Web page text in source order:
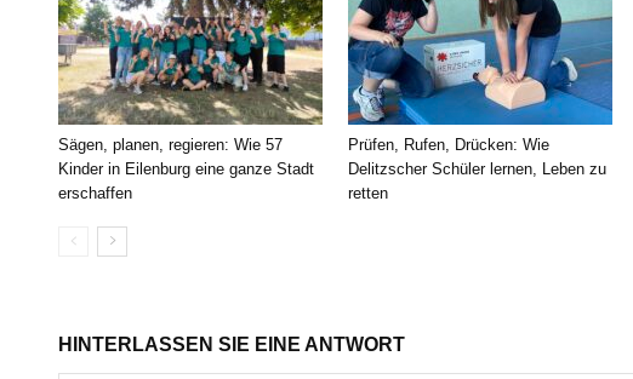
Sägen, planen, regieren: Wie 57
Kinder in Eilenburg eine ganze Stadt
erschaffen
Prüfen, Rufen, Drücken: Wie
Delitzscher Schüler lernen, Leben zu
retten
HINTERLASSEN SIE EINE ANTWORT